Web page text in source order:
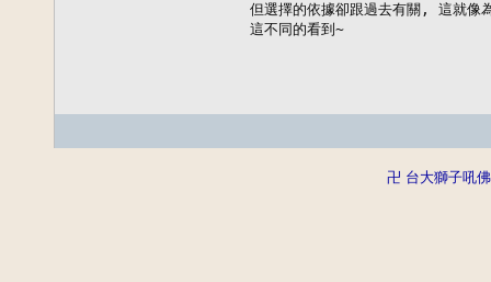
但選擇的依據卻跟過去有關, 這就像
這不同的看到~
卍 台大獅子吼